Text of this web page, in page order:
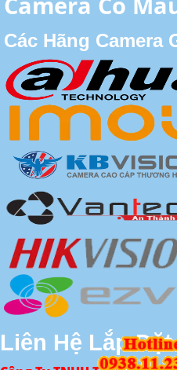
Các Hãng Camera
Liên Hệ Lắp Đặt